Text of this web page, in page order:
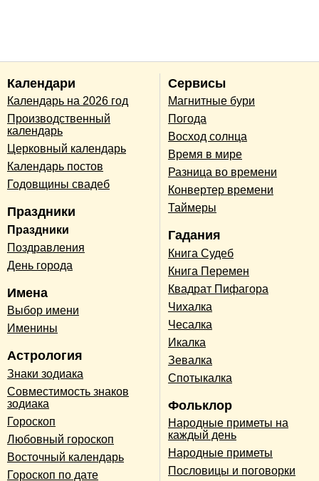
Календари
Календарь на 2026 год
Производственный
календарь
Церковный календарь
Календарь постов
Годовщины свадеб
Праздники
Праздники
Поздравления
День города
Имена
Выбор имени
Именины
Астрология
Знаки зодиака
Совместимость знаков
зодиака
Гороскоп
Любовный гороскоп
Восточный календарь
Гороскоп по дате
Сервисы
Магнитные бури
Погода
Восход солнца
Время в мире
Разница во времени
Конвертер времени
Таймеры
Гадания
Книга Судеб
Книга Перемен
Квадрат Пифагора
Чихалка
Чесалка
Икалка
Зевалка
Спотыкалка
Фольклор
Народные приметы на
каждый день
Народные приметы
Пословицы и поговорки